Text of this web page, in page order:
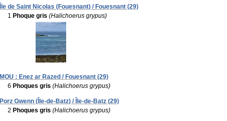
Île de Saint Nicolas (Fouesnant) / Fouesnant (29)
1 Phoque gris (Halichoerus grypus)
MOU : Enez ar Razed / Fouesnant (29)
6 Phoques gris (Halichoerus grypus)
Porz Gwenn (Île-de-Batz) / Île-de-Batz (29)
2 Phoques gris (Halichoerus grypus)